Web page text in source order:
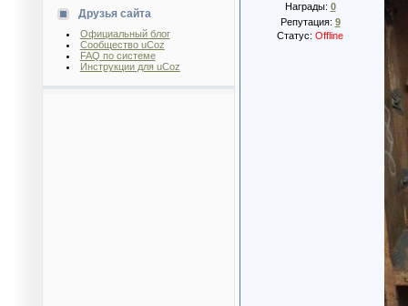
Друзья сайта
Официальный блог
Сообщество uCoz
FAQ по системе
Инструкции для uCoz
Награды: 0
Репутация: 9
Статус: Offline